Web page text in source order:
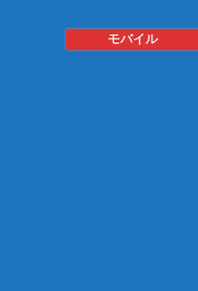
モバイル